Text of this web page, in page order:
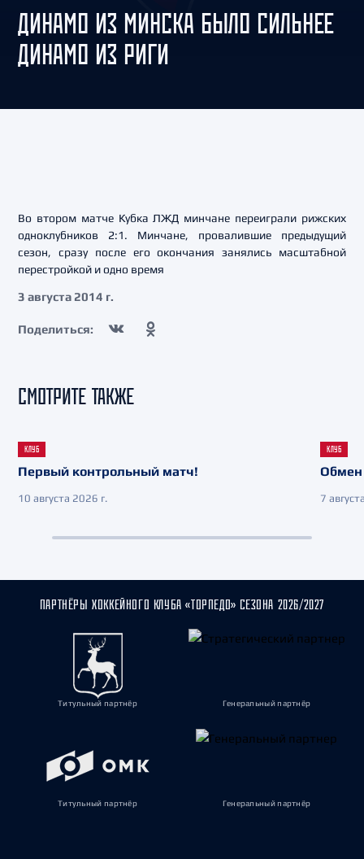
ДИНАМО ИЗ МИНСКА БЫЛО СИЛЬНЕЕ
ДИНАМО ИЗ РИГИ
Во втором матче Кубка ЛЖД минчане переиграли рижских
одноклубников 2:1. Минчане, провалившие предыдущий
сезон, сразу после его окончания занялись масштабной
перестройкой и одно время
3 августа 2014 г.
Поделиться:
СМОТРИТЕ ТАКЖЕ
КЛУБ
Первый контрольный матч!
10 августа 2026 г.
КЛУБ
Обмен
7
ПАРТНЁРЫ ХОККЕЙНОГО КЛУБА «ТОРПЕДО» СЕЗОНА 2026/2027
Титульный партнёр Генеральный партнёр
Титульный партнёр Генеральный партнёр